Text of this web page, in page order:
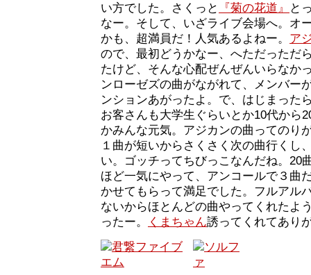
い方でした。さくっと
『菊の花道』
と
なー。そして、いざライブ会場へ。オ
かも、超満員だ！人気あるよねー。 ア
ので、最初どうかなー、へただっただ
たけど、そんな心配ぜんぜんいらなか
ンローゼズの曲がながれて、メンバー
ンションあがったよ。で、はじまった
お客さんも大学生ぐらいとか10代から
かみんな元気。アジカンの曲ってのり
１曲が短いからさくさく次の曲行くし
い。ゴッチってちびっこなんだね。20
ほど一気にやって、アンコールで３曲
かせてもらって満足でした。フルアル
ないからほとんどの曲やってくれたよ
ったー。
くまちゃん誘ってくれてあり